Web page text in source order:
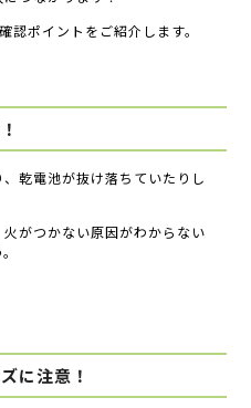
認ポイントをご紹介します。
乾電池が抜け落ちていたりし
がつかない原因がわからない
に注意！